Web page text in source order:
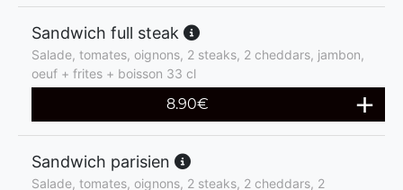
Sandwich full steak
Salade, tomates, oignons, 2 steaks, 2 cheddars, jambon,
oeuf + frites + boisson 33 cl
8.90€
Sandwich parisien
Salade, tomates, oignons, 2 steaks, 2 cheddars, 2